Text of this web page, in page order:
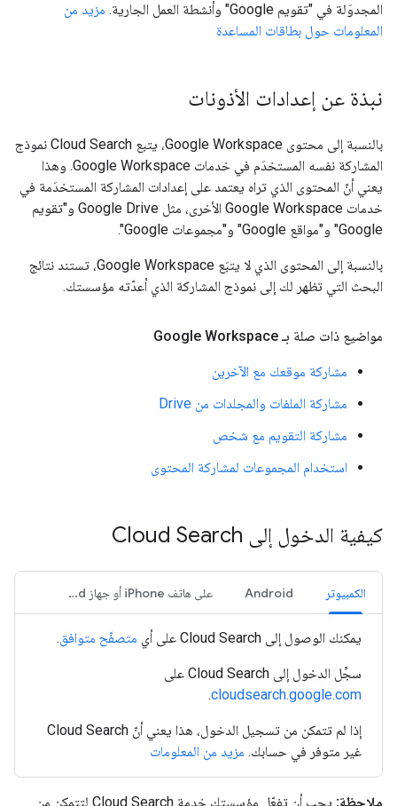
المجدوَلة في "تقويم Google" وأنشطة العمل الجارية.
مزيد من
المعلومات حول بطاقات المساعدة
نبذة عن إعدادات الأذونات
بالنسبة إلى محتوى Google Workspace، يتبع Cloud Search نموذج
المشاركة نفسه المستخدَم في خدمات Google Workspace. وهذا
يعني أنّ المحتوى الذي تراه يعتمد على إعدادات المشاركة المستخدَمة في
خدمات Google Workspace الأخرى، مثل Google Drive و"تقويم
Google" و"مواقع Google" و"مجموعات Google".
بالنسبة إلى المحتوى الذي لا يتبَع Google Workspace، تستند نتائج
البحث التي تظهر لك إلى نموذج المشاركة الذي أعدّته مؤسستك.
مواضيع ذات صلة بـ Google Workspace
مشاركة موقعك مع الآخرين
مشاركة الملفات والمجلدات من Drive
مشاركة التقويم مع شخص
استخدام المجموعات لمشاركة المحتوى
كيفية الدخول إلى Cloud Search
الكمبيوتر Android على هاتف iPhone أو جهاز iPad
يمكنك الوصول إلى Cloud Search على أي متصفّح متوافق.
سجِّل الدخول إلى Cloud Search على
cloudsearch.google.com
.
إذا لم تتمكن من تسجيل الدخول، هذا يعني أنّ Cloud Search
غير متوفر في حسابك. مزيد من المعلومات
ملاحظة:
يجب أن تفعّل مؤسستك خدمة Cloud Search لتتمكن من